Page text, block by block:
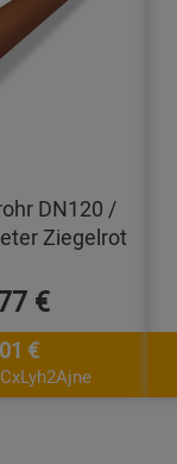
DN120 /
Ziegelrot
€
€